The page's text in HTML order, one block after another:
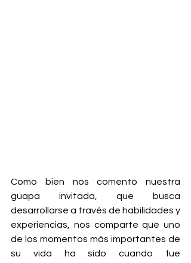
Como bien nos comentó nuestra
guapa invitada, que busca
desarrollarse a través de habilidades y
experiencias, nos comparte que uno
de los momentos más importantes de
su vida ha sido cuando fue